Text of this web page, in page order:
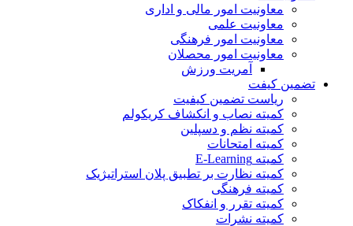
معاونیت امور مالی و اداری
معاونیت علمی
معاونیت امور فرهنگی
معاونیت امور محصلان
آمریت ورزش
تضمین کیفت
ریاست تضمین کیفیت
کمیته نصاب و انکشاف کریکولم
کمیته نظم و دسپلین
کمیته امتحانات
کمیته E-Learning
کمیته نظارت بر تطبیق پلان استراتیژیک
کمیته فرهنگی
کمیته تقرر و انفکاک
کمیته نشرات